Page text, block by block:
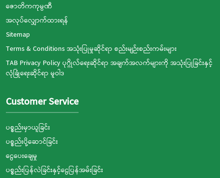
ဇောတိကကုမ္ပဏီ
အလုပ်လျှောက်ထားရန်
Sitemap
Terms & Conditions အသုံးပြုမှုဆိုင်ရာ စည်းမျဉ်းစည်းကမ်းများ
TAB Privacy Policy ပုဂ္ဂိုလ်ရေးဆိုင်ရာ အချက်အလက်များကို အသုံးပြုခြင်းနှင့်
လုံခြုံရေးဆိုင်ရာ မူဝါဒ
Customer Service
ပစ္စည်းမှာယူခြင်း
ပစ္စည်းပို့ဆောင်ခြင်း
ငွေပေးချေမှု
ပစ္စည်းပြန်လဲခြင်းနှင့်ငွေပြန်အမ်းခြင်း